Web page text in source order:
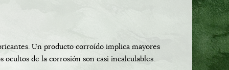
Un producto corroído implica mayores
ocultos de la corrosión son casi incalculables.